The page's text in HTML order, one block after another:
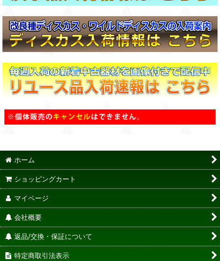
ホーム
ショッピングカート
マイページ
会社概要
返品/交換・保証について
特定商取引法表示